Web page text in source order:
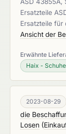
Ersatzteile
Ersatzteile für
Ansicht der
Erwähnte
Haix -
2023-08-29
die
Losen (